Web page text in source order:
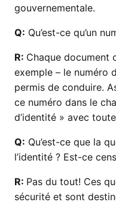
gouvernementale.
Q: Qu’est-ce qu’un
R: Chaque document
exemple – le numéro
permis de conduire.
ce numéro dans le
d’identité » avec
Q: Qu’est-ce que la
l’identité ? Est-ce
R: Pas du tout! Ces
sécurité et sont